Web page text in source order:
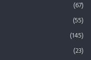
(67)
(55)
(145)
(23)